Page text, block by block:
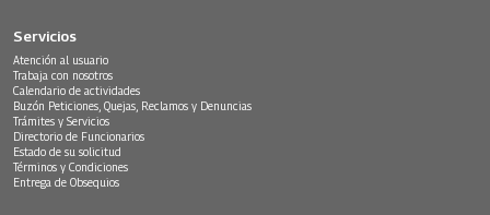
Servicios
Atención al usuario
Trabaja con nosotros
Calendario de actividades
Buzón Peticiones, Quejas, Reclamos y Denuncias
Trámites y Servicios
Directorio de Funcionarios
Estado de su solicitud
Términos y Condiciones
Entrega de Obsequios